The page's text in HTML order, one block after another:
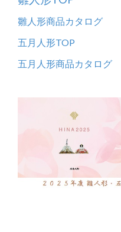
雛人形商品カタログ
五月人形TOP
五月人形商品カタログ